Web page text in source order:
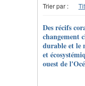
Trier par :
Des récifs
changement
durable et le
et
ouest de